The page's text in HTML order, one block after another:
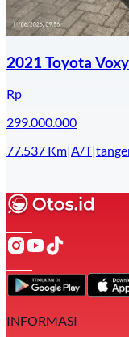
2021 Toyota
Rp
299.000.000
77.537 Km|A/T|
INFORMASI